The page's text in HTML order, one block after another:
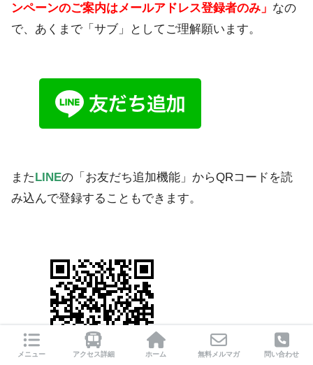
ンペーンのご案内はメールアドレス登録者のみ」 なの
で、あくまで「サブ」としてご理解願います。
また LINEの「お友だち追加機能」からQRコードを読
み込んで登録することもできます。
メニュー アクセス詳細 ホーム 無料メルマガ 問い合わせ